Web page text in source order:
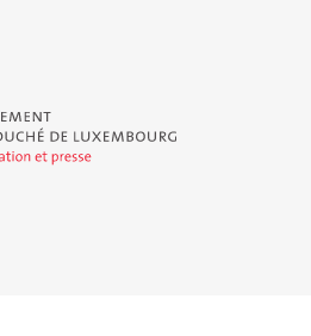
Duché de Luxembourg - Service